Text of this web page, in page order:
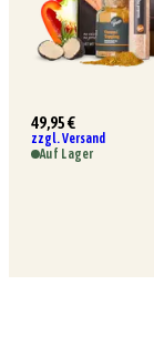
49,95 €
zzgl. Versand
Auf Lager